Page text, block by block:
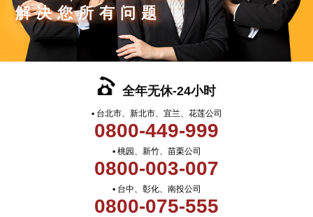
解决您所有问题
全年无休-24小时
▪ 台北市、新北市、宜兰、花莲公司
0800-449-999
▪ 桃园、新竹、苗栗公司
0800-003-007
▪ 台中、彰化、南投公司
0800-075-555